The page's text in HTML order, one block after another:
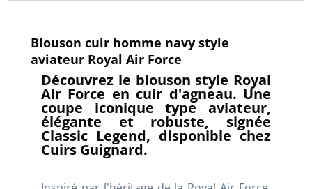
Blouson cuir homme navy style
aviateur Royal Air Force
Découvrez le blouson style Royal
Air Force en cuir d'agneau. Une
coupe iconique type aviateur,
élégante et robuste, signée
Classic Legend, disponible chez
Cuirs Guignard.